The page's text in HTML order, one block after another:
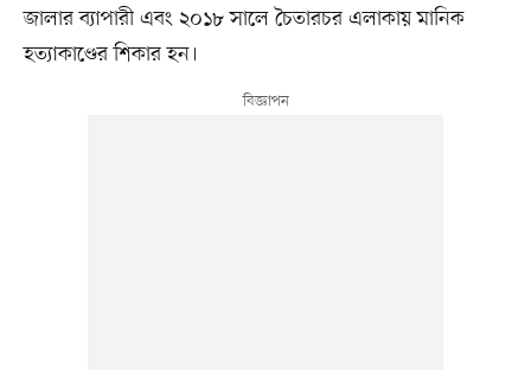
জালার ব্যাপারী এবং ২০১৮ সালে চৈতারচর এলাকায় মানিক
হত্যাকাণ্ডের শিকার হন।